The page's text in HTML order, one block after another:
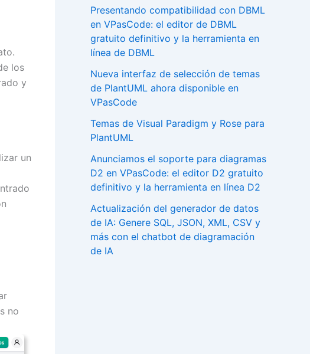
los
y
un
no
Presentando compatibilidad con DBML
en VPasCode: el editor de DBML
gratuito definitivo y la herramienta en
línea de DBML
Nueva interfaz de selección de temas
de PlantUML ahora disponible en
VPasCode
Temas de Visual Paradigm y Rose para
PlantUML
Anunciamos el soporte para diagramas
D2 en VPasCode: el editor D2 gratuito
definitivo y la herramienta en línea D2
Actualización del generador de datos
de IA: Genere SQL, JSON, XML, CSV y
más con el chatbot de diagramación
de IA